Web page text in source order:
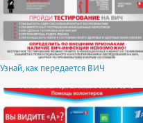
Узнай, как передается ВИЧ